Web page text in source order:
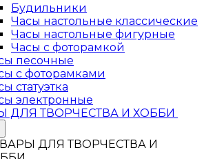
Будильники
Часы настольные классические
Часы настольные фигурные
Часы с фоторамкой
песочные
с фоторамками
статуэтка
электронные
ДЛЯ ТВОРЧЕСТВА И ХОББИ
ДЛЯ ТВОРЧЕСТВА И